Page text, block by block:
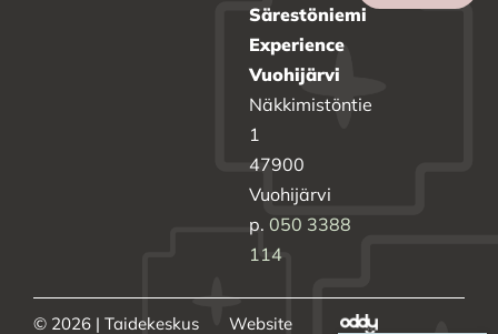
Särestöniemi
Experience
Vuohijärvi
Näkkimistöntie
1
47900
Vuohijärvi
p. 050 3388
114
© 2026 | Taidekeskus Website